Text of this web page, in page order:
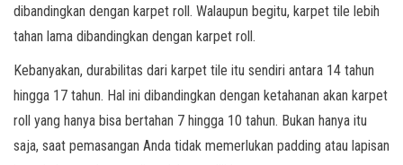
dibandingkan dengan karpet roll. Walaupun begitu, karpet tile lebih
tahan lama dibandingkan dengan karpet roll.
Kebanyakan, durabilitas dari karpet tile itu sendiri antara 14 tahun
hingga 17 tahun. Hal ini dibandingkan dengan ketahanan akan karpet
roll yang hanya bisa bertahan 7 hingga 10 tahun. Bukan hanya itu
saja, saat pemasangan Anda tidak memerlukan padding atau lapisan